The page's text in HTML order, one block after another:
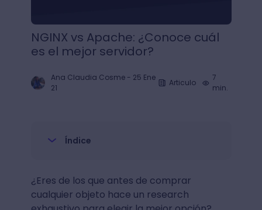
NGINX vs Apache: ¿Conoce cuál
es el mejor servidor?
Ana Claudia Cosme- 25 Ene
21
Articulo
7
min.
Índice
¿Eres de los que antes de comprar
cualquier objeto hace un research